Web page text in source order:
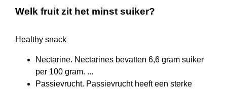
Welk fruit zit het minst suiker?
Healthy snack
Nectarine. Nectarines bevatten 6,6 gram suiker
per 100 gram. ...
Passievrucht. Passievrucht heeft een sterke